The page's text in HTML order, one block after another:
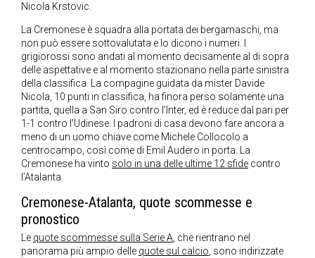
Nicola Krstovic.
La Cremonese è squadra alla portata dei bergamaschi, ma
non può essere sottovalutata e lo dicono i numeri. I
grigiorossi sono andati al momento decisamente al di sopra
delle aspettative e al momento stazionano nella parte sinistra
della classifica. La compagine guidata da mister Davide
Nicola, 10 punti in classifica, ha finora perso solamente una
partita, quella a San Siro contro l’Inter, ed è reduce dal pari per
1-1 contro l’Udinese. I padroni di casa devono fare ancora a
meno di un uomo chiave come Michele Collocolo a
centrocampo, così come di Emil Audero in porta. La
Cremonese ha vinto solo in una delle ultime 12 sfide contro
l’Atalanta.
Cremonese-Atalanta, quote scommesse e
pronostico
Le quote scommesse sulla Serie A, che rientrano nel
panorama più ampio delle quote sul calcio, sono indirizzate